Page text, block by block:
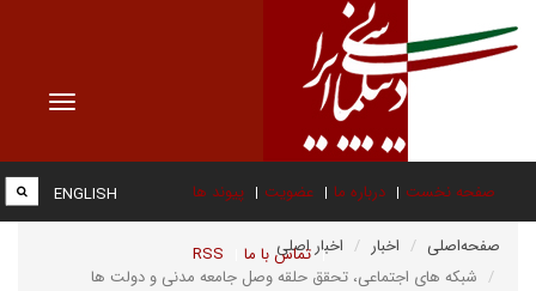
Toggle
صفحه نخست درباره ما عضویت پیوند ها
تماس با ما RSS
ENGLISH
صفحه‌اصلی اخبار
اخبار اصلی
شبکه های اجتماعی، تحقق حلقه وصل جامعه مدنی و دولت ها